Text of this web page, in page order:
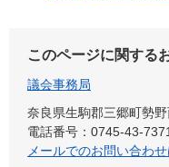
このページに関する
議会事務局
奈良県生駒郡三郷町勢
電話番号：0745-43-7371
メールでのお問い合わ